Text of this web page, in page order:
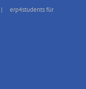
erp4students für